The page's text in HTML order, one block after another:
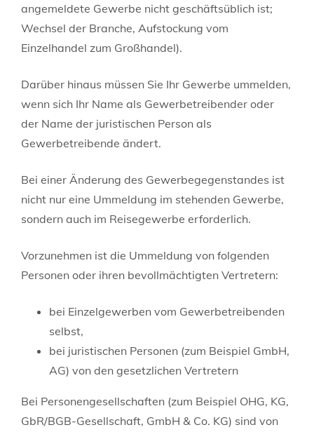
angemeldete Gewerbe nicht geschäftsüblich ist;
Wechsel der Branche, Aufstockung vom
Einzelhandel zum Großhandel).
Darüber hinaus müssen Sie Ihr Gewerbe ummelden,
wenn sich Ihr Name als Gewerbetreibender oder
der Name der juristischen Person als
Gewerbetreibende ändert.
Bei einer Änderung des Gewerbegegenstandes ist
nicht nur eine Ummeldung im stehenden Gewerbe,
sondern auch im Reisegewerbe erforderlich.
Vorzunehmen ist die Ummeldung von folgenden
Personen oder ihren bevollmächtigten Vertretern:
bei Einzelgewerben vom Gewerbetreibenden
selbst,
bei juristischen Personen (zum Beispiel GmbH,
AG) von den gesetzlichen Vertretern
Bei Personengesellschaften (zum Beispiel OHG, KG,
GbR/BGB-Gesellschaft, GmbH & Co. KG) sind von